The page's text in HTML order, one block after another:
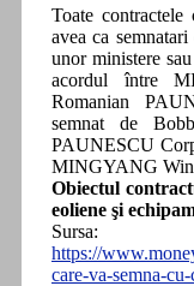
Toate
avea ca
unor ministere
acordul între
Romanian
semnat de
PAUNESCU
MINGYANG
Obiectul
eoliene şi
Sursa:
https://
care-va-semna-